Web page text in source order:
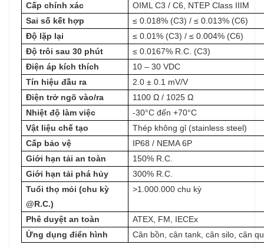
Cấp chính xác
OIML C3 / C6, NTEP Class IIIM
Sai số kết hợp
≤ 0.018% (C3) / ≤ 0.013% (C6)
Độ lặp lại
≤ 0.01% (C3) / ≤ 0.004% (C6)
Độ trôi sau 30 phút
≤ 0.0167% R.C. (C3)
Điện áp kích thích
10 – 30 VDC
Tín hiệu đầu ra
2.0 ± 0.1 mV/V
Điện trở ngõ vào/ra
1100 Ω / 1025 Ω
Nhiệt độ làm việc
-30°C đến +70°C
Vật liệu chế tạo
Thép không gỉ (stainless steel)
Cấp bảo vệ
IP68 / NEMA 6P
Giới hạn tải an toàn
150% R.C.
Giới hạn tải phá hủy
300% R.C.
Tuổi thọ mỏi (chu kỳ
@R.C.)
>1.000.000 chu kỳ
Phê duyệt an toàn
ATEX, FM, IECEx
Ứng dụng điển hình
Cân bồn, cân tank, cân silo, cân